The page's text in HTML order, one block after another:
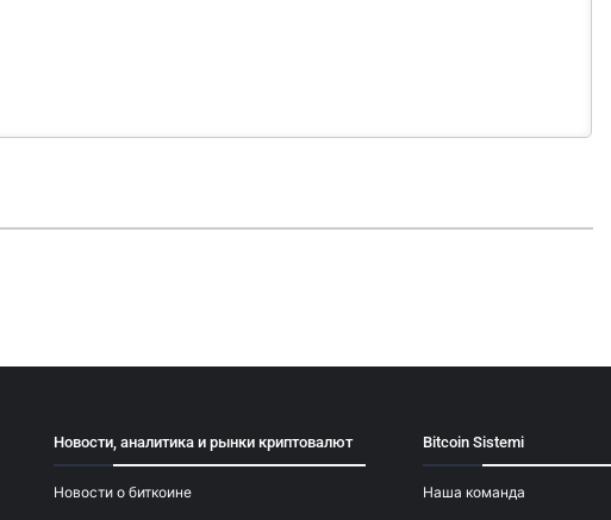
Новости, аналитика и рынки криптовалют
Новости о биткоине
Bitcoin Sistemi
Наша команда